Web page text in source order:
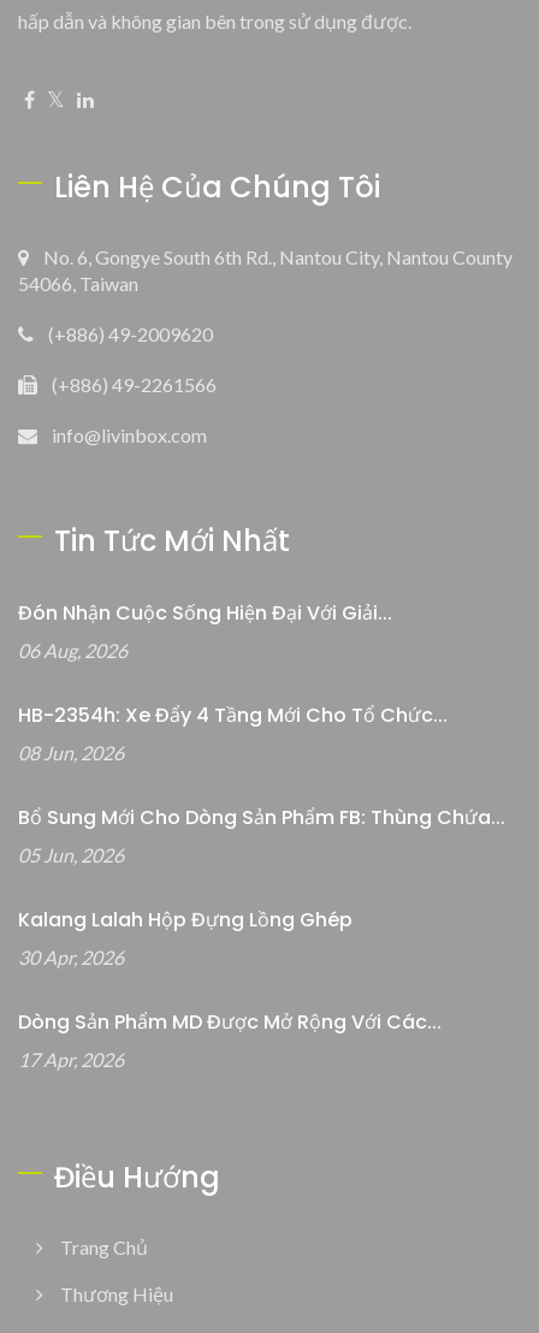
hấp dẫn và không gian bên trong sử dụng được.
Liên Hệ Của Chúng Tôi
No. 6, Gongye South 6th Rd., Nantou City, Nantou County
54066, Taiwan
(+886) 49-2009620
(+886) 49-2261566
info@livinbox.com
Tin Tức Mới Nhất
Đón Nhận Cuộc Sống Hiện Đại Với Giải...
06 Aug, 2026
HB-2354h: Xe Đẩy 4 Tầng Mới Cho Tổ Chức...
08 Jun, 2026
Bổ Sung Mới Cho Dòng Sản Phẩm FB: Thùng Chứa...
05 Jun, 2026
Kalang Lalah Hộp Đựng Lồng Ghép
30 Apr, 2026
Dòng Sản Phẩm MD Được Mở Rộng Với Các...
17 Apr, 2026
Điều Hướng
Trang Chủ
Thương Hiệu